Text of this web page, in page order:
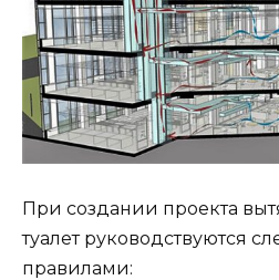
При создании проекта
туалет руководствуются
правилами: